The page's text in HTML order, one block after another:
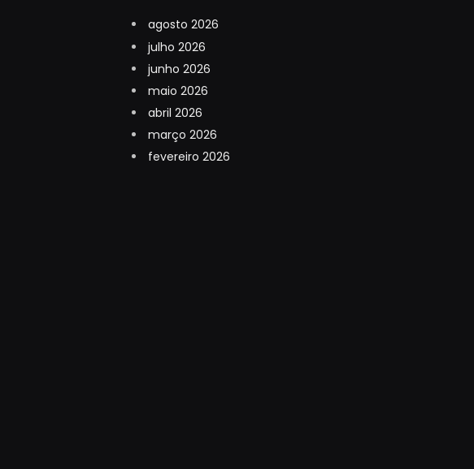
agosto 2026
julho 2026
junho 2026
maio 2026
abril 2026
março 2026
fevereiro 2026